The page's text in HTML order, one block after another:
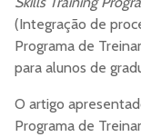
(Integração de
Programa de
para alunos de
O artigo
Programa de